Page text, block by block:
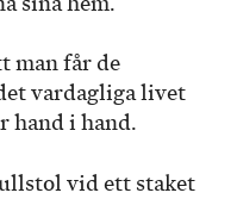
man får de
vardagliga livet
hand i hand.